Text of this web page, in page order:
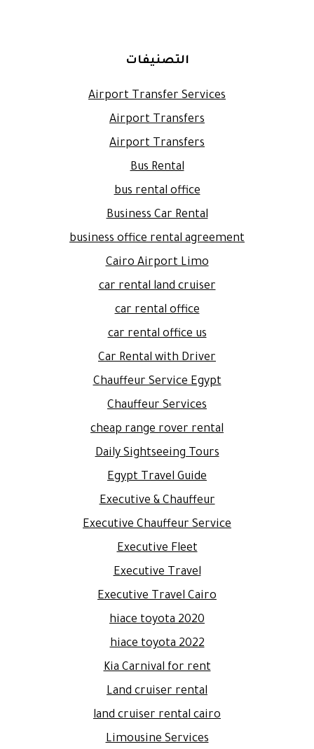
التصنيفات
Airport Transfer Services
Airport Transfers
Airport Transfers
Bus Rental
bus rental office
Business Car Rental
business office rental agreement
Cairo Airport Limo
car rental land cruiser
car rental office
car rental office us
Car Rental with Driver
Chauffeur Service Egypt
Chauffeur Services
cheap range rover rental
Daily Sightseeing Tours
Egypt Travel Guide
Executive & Chauffeur
Executive Chauffeur Service
Executive Fleet
Executive Travel
Executive Travel Cairo
hiace toyota 2020
hiace toyota 2022
Kia Carnival for rent
Land cruiser rental
land cruiser rental cairo
Limousine Services